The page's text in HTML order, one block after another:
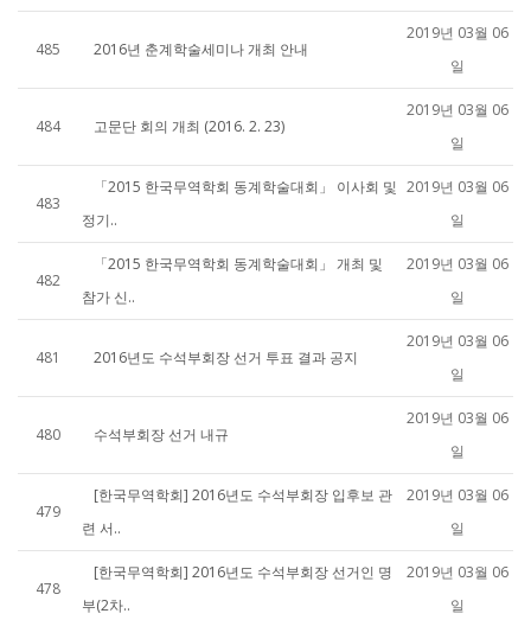
485 2016년 춘계학술세미나 개최 안내
2019년 03월 06
일
484 고문단 회의 개최 (2016. 2. 23)
2019년 03월 06
일
483
「2015 한국무역학회 동계학술대회」 이사회 및
정기..
2019년 03월 06
일
482
「2015 한국무역학회 동계학술대회」 개최 및
참가 신..
2019년 03월 06
일
481 2016년도 수석부회장 선거 투표 결과 공지
2019년 03월 06
일
480 수석부회장 선거 내규
2019년 03월 06
일
479
[한국무역학회] 2016년도 수석부회장 입후보 관
련 서..
2019년 03월 06
일
478
[한국무역학회] 2016년도 수석부회장 선거인 명
부(2차..
2019년 03월 06
일